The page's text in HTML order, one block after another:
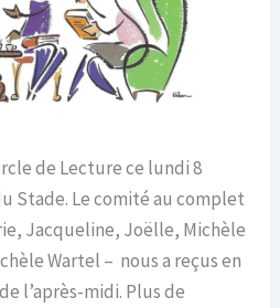
de Lecture ce lundi 8
Stade. Le comité au complet
Jacqueline, Joëlle, Michèle
Wartel – nous a reçus en
l’après-midi. Plus de